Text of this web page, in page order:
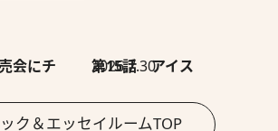
2026.7.30
第15話 アイス
ク＆エッセイルームTOP